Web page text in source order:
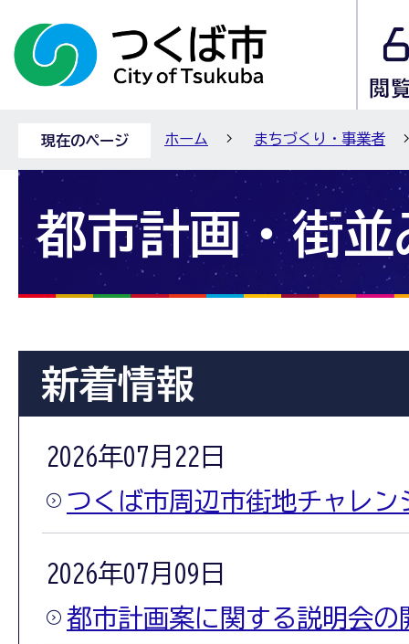
現在のページ ホーム まちづくり・事業者
都市計画・街並
新着情報
2026年07月22日
つくば市周辺市街地チャレン
2026年07月09日
都市計画案に関する説明会の